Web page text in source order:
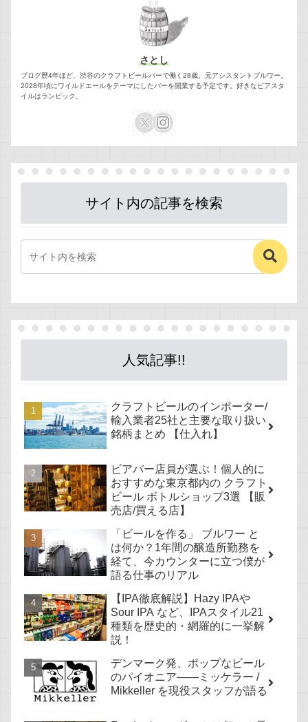
さとし
ブログ歴4年ほど、渋谷のクラフトビールバーで働く28歳。元アシスタントブルワー。
2028年頃にワイルドエールをテーマにしたバーを開業する予定です。好きなビアスタ
イルはランビック。
サイト内の記事を検索
人気記事!!
クラフトビールのインポーター/
輸入業者25社と主要な取り扱い
銘柄まとめ 【仕入れ】
ビアバー店員が選ぶ！個人的に
おすすめな東京都内の クラフト
ビール ボトルショップ3選 【販
売店/買える店】
「ビールを作る」 ブルワー と
は何か？1年間の醸造所勤務を
経て、今カウンターに立つ僕が
語る仕事のリアル
【IPA徹底解説】Hazy IPAや
Sour IPA など、IPAスタイル21
種類を歴史的・網羅的に一挙解
説！
デンマーク発、ポップなビール
のパイオニア——ミッケラー /
Mikkeller を現役スタッフが語る